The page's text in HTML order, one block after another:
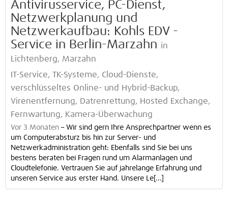
Antivirusservice, PC-Dienst,
Netzwerkplanung und
Netzwerkaufbau: Kohls EDV -
Service in Berlin-Marzahn in
Lichtenberg, Marzahn
IT-Service, TK-Systeme, Cloud-Dienste,
verschlüsseltes Online- und Hybrid-Backup,
Virenentfernung, Datrenrettung, Hosted Exchange,
Fernwartung, Kamera-Überwachung
Vor 3 Monaten – Wir sind gern Ihre Ansprechpartner wenn es
um Computerabsturz bis hin zur Server- und
Netzwerkadministration geht: Ebenfalls sind Sie bei uns
bestens beraten bei Fragen rund um Alarmanlagen und
Cloudtelefonie. Vertrauen Sie auf jahrelange Erfahrung und
unseren Service aus erster Hand. Unsere Le[...]